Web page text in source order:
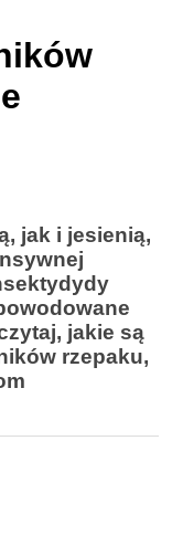
jak i jesienią,
jakie są
rzepaku,